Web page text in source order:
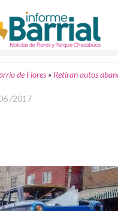
de Flores » Retiran autos
/2017